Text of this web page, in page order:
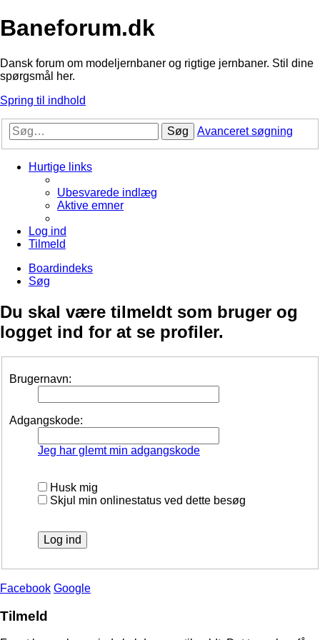
Baneforum.dk
Dansk forum om modeljernbaner og rigtige jernbaner. Stil dine
spørgsmål her.
Spring til indhold
Søg Avanceret søgning
Hurtige links
Ubesvarede indlæg
Aktive emner
Log ind
Tilmeld
Boardindeks
Søg
Du skal være tilmeldt som bruger og
logget ind for at se profiler.
Brugernavn:
Adgangskode:
Jeg har glemt min adgangskode
Husk mig
Skjul min onlinestatus ved dette besøg
Facebook Google
Tilmeld